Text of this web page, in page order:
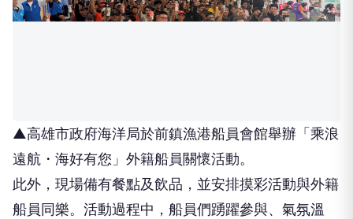
遠航・海好有您」外籍船員關懷活動。
此外，現場備有餐點及飲品，並安排摸彩活動與外籍
船員同樂。活動過程中，船員們踴躍參與、氣氛溫
馨，中獎時不時響起掌聲與歡呼聲，讓返港期間增添